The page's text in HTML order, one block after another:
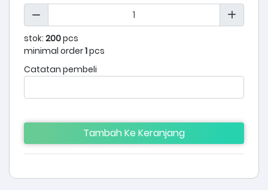
stok: 200pcs
minimal order1pcs
Catatan pembeli
Tambah Ke Keranjang